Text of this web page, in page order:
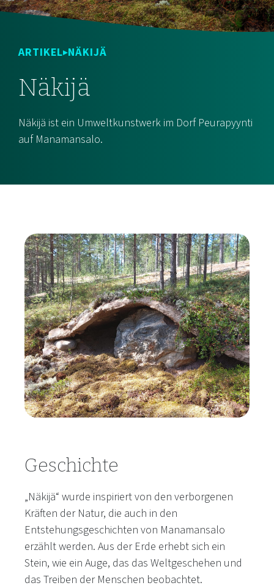
ARTIKEL NÄKIJÄ
Näkijä
Näkijä ist ein Umweltkunstwerk im Dorf Peurapyynti
auf Manamansalo.
Geschichte
„Näkijä“ wurde inspiriert von den verborgenen
Kräften der Natur, die auch in den
Entstehungsgeschichten von Manamansalo
erzählt werden. Aus der Erde erhebt sich ein
Stein, wie ein Auge, das das Weltgeschehen und
das Treiben der Menschen beobachtet.